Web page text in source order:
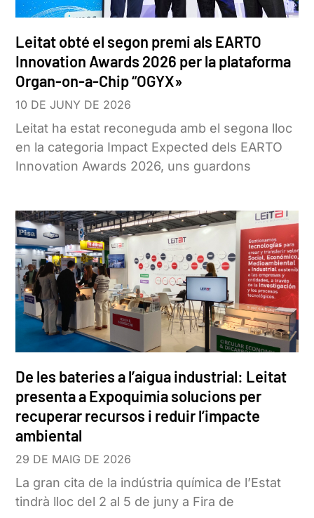
Leitat obté el segon premi als EARTO
Innovation Awards 2026 per la plataforma
Organ-on-a-Chip “OGYX»
10 DE JUNY DE 2026
Leitat ha estat reconeguda amb el segona lloc
en la categoria Impact Expected dels EARTO
Innovation Awards 2026, uns guardons
De les bateries a l’aigua industrial: Leitat
presenta a Expoquimia solucions per
recuperar recursos i reduir l’impacte
ambiental
29 DE MAIG DE 2026
La gran cita de la indústria química de l’Estat
tindrà lloc del 2 al 5 de juny a Fira de